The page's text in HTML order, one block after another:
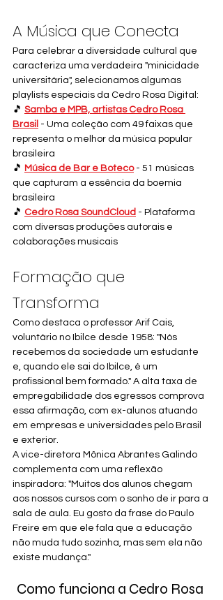
A Música que Conecta
Para celebrar a diversidade cultural que
caracteriza uma verdadeira "minicidade
universitária", selecionamos algumas
playlists especiais da Cedro Rosa Digital:
🎵 Samba e MPB, artistas Cedro Rosa
Brasil - Uma coleção com 49 faixas que
representa o melhor da música popular
brasileira
🎵 Música de Bar e Boteco - 51 músicas
que capturam a essência da boemia
brasileira
🎵 Cedro Rosa SoundCloud - Plataforma
com diversas produções autorais e
colaborações musicais
Formação que
Transforma
Como destaca o professor Arif Cais,
voluntário no Ibilce desde 1958: "Nós
recebemos da sociedade um estudante
e, quando ele sai do Ibilce, é um
profissional bem formado." A alta taxa de
empregabilidade dos egressos comprova
essa afirmação, com ex-alunos atuando
em empresas e universidades pelo Brasil
e exterior.
A vice-diretora Mônica Abrantes Galindo
complementa com uma reflexão
inspiradora: "Muitos dos alunos chegam
aos nossos cursos com o sonho de ir para a
sala de aula. Eu gosto da frase do Paulo
Freire em que ele fala que a educação
não muda tudo sozinha, mas sem ela não
existe mudança."
Como funciona a Cedro Rosa